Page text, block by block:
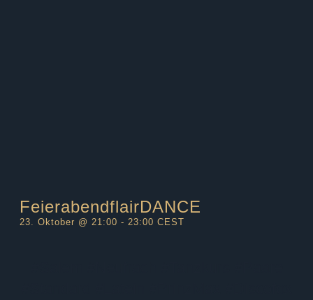
FeierabendflairDANCE
23. Oktober @ 21:00 - 23:00 CEST